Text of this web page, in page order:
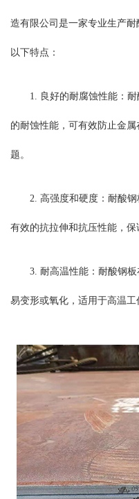
造有限公司是一家专业生产
以下特点：
1. 良好的耐腐蚀性能：
的耐蚀性能，可有效防止金
题。
2. 高强度和硬度：耐酸
有效的抗拉伸和抗压性能，保
3. 耐高温性能：耐酸钢
易变形或氧化，适用于高温工